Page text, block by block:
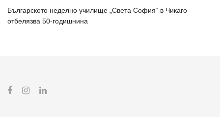
Българското неделно училище „Света София“ в Чикаго
отбелязва 50-годишнина